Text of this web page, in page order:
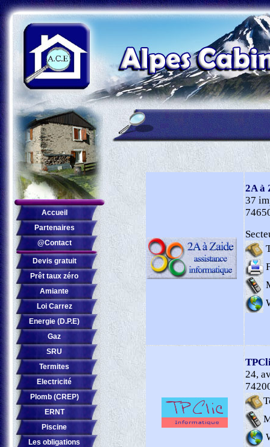
Accueil
Partenaires
@Contact
Devis gratuit
Prêt taux zéro
Amiante
Loi Carrez
Energie (D.P.E)
Gaz
SRU
Termites
Electricité
Plomb (CREP)
ERNT
Piscine
Les obligations
2A à
37
24,